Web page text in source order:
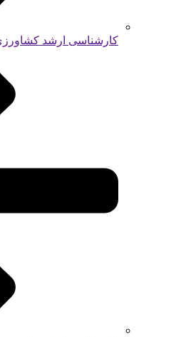
کارشناسی ارشد